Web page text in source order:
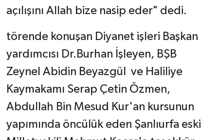
açılışını Allah bize nasip eder" dedi.
törende konuşan Diyanet işleri Başkan
yardımcısı Dr.Burhan İşleyen, BŞB
Zeynel Abidin Beyazgül ve Haliliye
Kaymakamı Serap Çetin Özmen,
Abdullah Bin Mesud Kur'an kursunun
yapımında öncülük eden Şanlıurfa eski